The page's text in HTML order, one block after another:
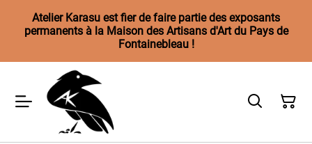
Atelier Karasu est fier de faire partie des exposants
permanents à la Maison des Artisans d'Art du Pays de
Fontainebleau !